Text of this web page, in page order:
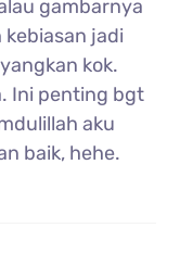
gambarnya
kebiasan jadi
kok.
Ini penting bgt
aku
baik, hehe.